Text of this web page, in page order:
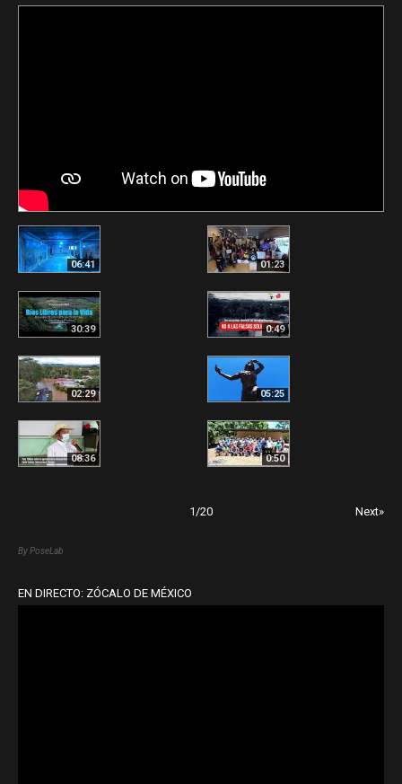
06:41 01:23
30:39 0:49
02:29 05:25
08:36 0:50
1/20 Next»
By PoseLab
EN DIRECTO: ZÓCALO DE MÉXICO